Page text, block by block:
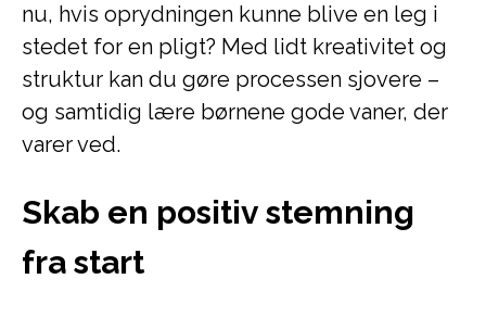
nu, hvis oprydningen kunne blive en leg i
stedet for en pligt? Med lidt kreativitet og
struktur kan du gøre processen sjovere –
og samtidig lære børnene gode vaner, der
varer ved.
Skab en positiv stemning
fra start